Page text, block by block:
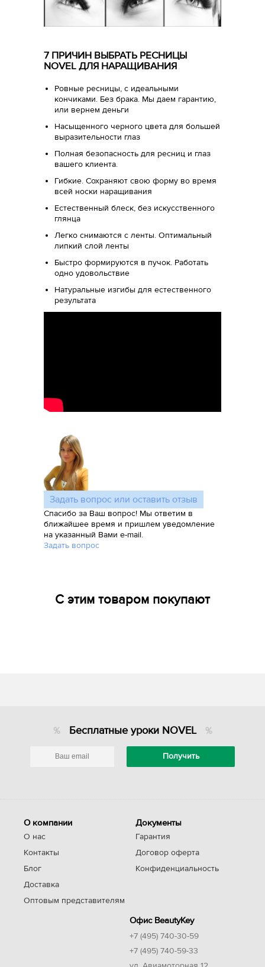
7 ПРИЧИН ВЫБРАТЬ РЕСНИЦЫ
NOVEL ДЛЯ НАРАЩИВАНИЯ
Ровные ресницы, с идеальными
кончиками. Без брака. Мы даем гарантию,
или вернем деньги
Насыщенного черного цвета для большей
выразительности глаз
Полная безопасность для ресниц и глаз
вашего клиента.
Гибкие. Сохраняют свою форму во время
всей носки наращивания
Естественный блеск, без искусственного
глянца
Легко снимаются с ленты. Оптимальный
липкий слой ленты
Быстро формируются в пучок. Работать
одно удовольствие
Натуральные изгибы для естественного
результата
Задать вопрос или оставить отзыв
Спасибо за Ваш вопрос! Мы ответим в
ближайшее время и пришлем уведомление
на указанный Вами e-mail.
Задать вопрос
С этим товаром покупают
Бесплатные уроки NOVEL
О компании
О нас
Контакты
Блог
Доставка
Оптовым представителям
Документы
Гарантия
Договор оферта
Конфиденциальность
Офис BeautyKey
+7 (495) 740-30-59
+7 (495) 740-59-33